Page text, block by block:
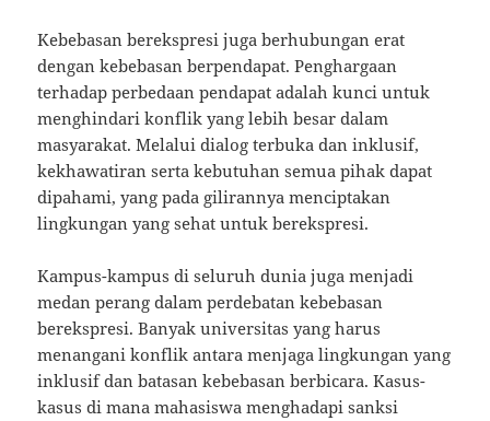
Kebebasan berekspresi juga berhubungan erat
dengan kebebasan berpendapat. Penghargaan
terhadap perbedaan pendapat adalah kunci untuk
menghindari konflik yang lebih besar dalam
masyarakat. Melalui dialog terbuka dan inklusif,
kekhawatiran serta kebutuhan semua pihak dapat
dipahami, yang pada gilirannya menciptakan
lingkungan yang sehat untuk berekspresi.
Kampus-kampus di seluruh dunia juga menjadi
medan perang dalam perdebatan kebebasan
berekspresi. Banyak universitas yang harus
menangani konflik antara menjaga lingkungan yang
inklusif dan batasan kebebasan berbicara. Kasus-
kasus di mana mahasiswa menghadapi sanksi